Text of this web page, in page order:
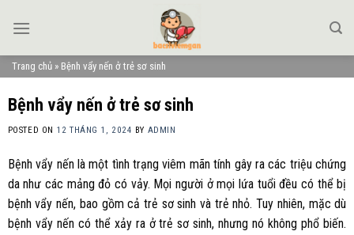
Trang chủ » Bệnh vẩy nến ở trẻ sơ sinh
Bệnh vẩy nến ở trẻ sơ sinh
POSTED ON 12 THÁNG 1, 2024 BY ADMIN
Bệnh vẩy nến là một tình trạng viêm mãn tính gây ra các triệu chứng
da như các mảng đỏ có vảy. Mọi người ở mọi lứa tuổi đều có thể bị
bệnh vẩy nến, bao gồm cả trẻ sơ sinh và trẻ nhỏ. Tuy nhiên, mặc dù
bệnh vẩy nến có thể xảy ra ở trẻ sơ sinh, nhưng nó không phổ biến.